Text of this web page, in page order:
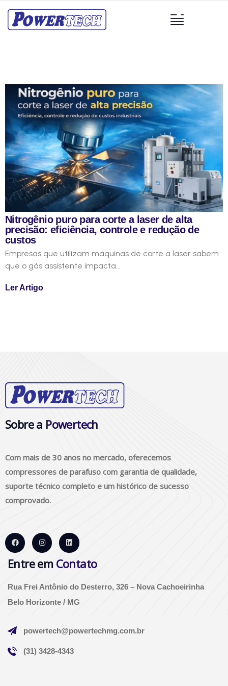
Nitrogênio puro para corte a laser de alta
precisão: eficiência, controle e redução de
custos
Empresas que utilizam máquinas de corte a laser sabem
que o gás assistente impacta…
Ler Artigo
Sobre a Powertech
Com mais de 30 anos no mercado, oferecemos
compressores de parafuso com garantia de qualidade,
suporte técnico completo e um histórico de sucesso
comprovado.
Entre em Contato
Rua Frei Antônio do Desterro, 326 – Nova Cachoeirinha
Belo Horizonte / MG
powertech@powertechmg.com.br
(31) 3428-4343